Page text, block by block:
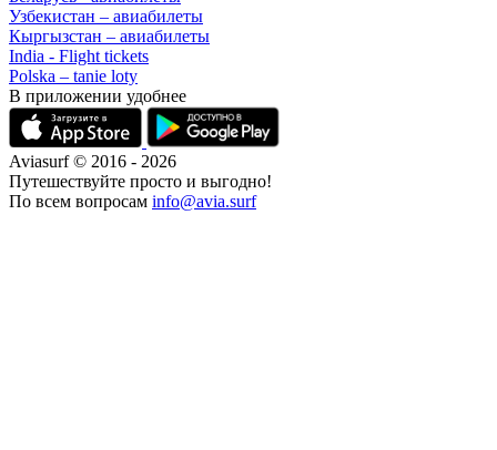
Узбекистан – авиабилеты
Кыргызстан – авиабилеты
India - Flight tickets
Polska – tanie loty
В приложении удобнее
Aviasurf © 2016 - 2026
Путешествуйте просто и выгодно!
По всем вопросам info@avia.surf